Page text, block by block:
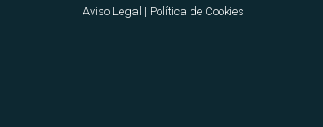
Aviso Legal | Política de Cookies